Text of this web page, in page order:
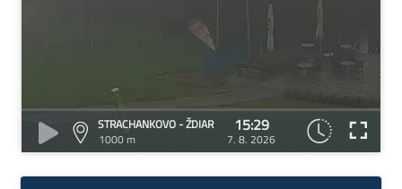
STRACHANKOVO - ŽDIAR
1000 m
15:29
7. 8. 2026